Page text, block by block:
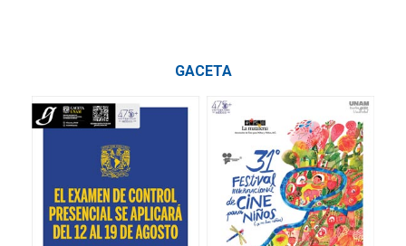
GACETA